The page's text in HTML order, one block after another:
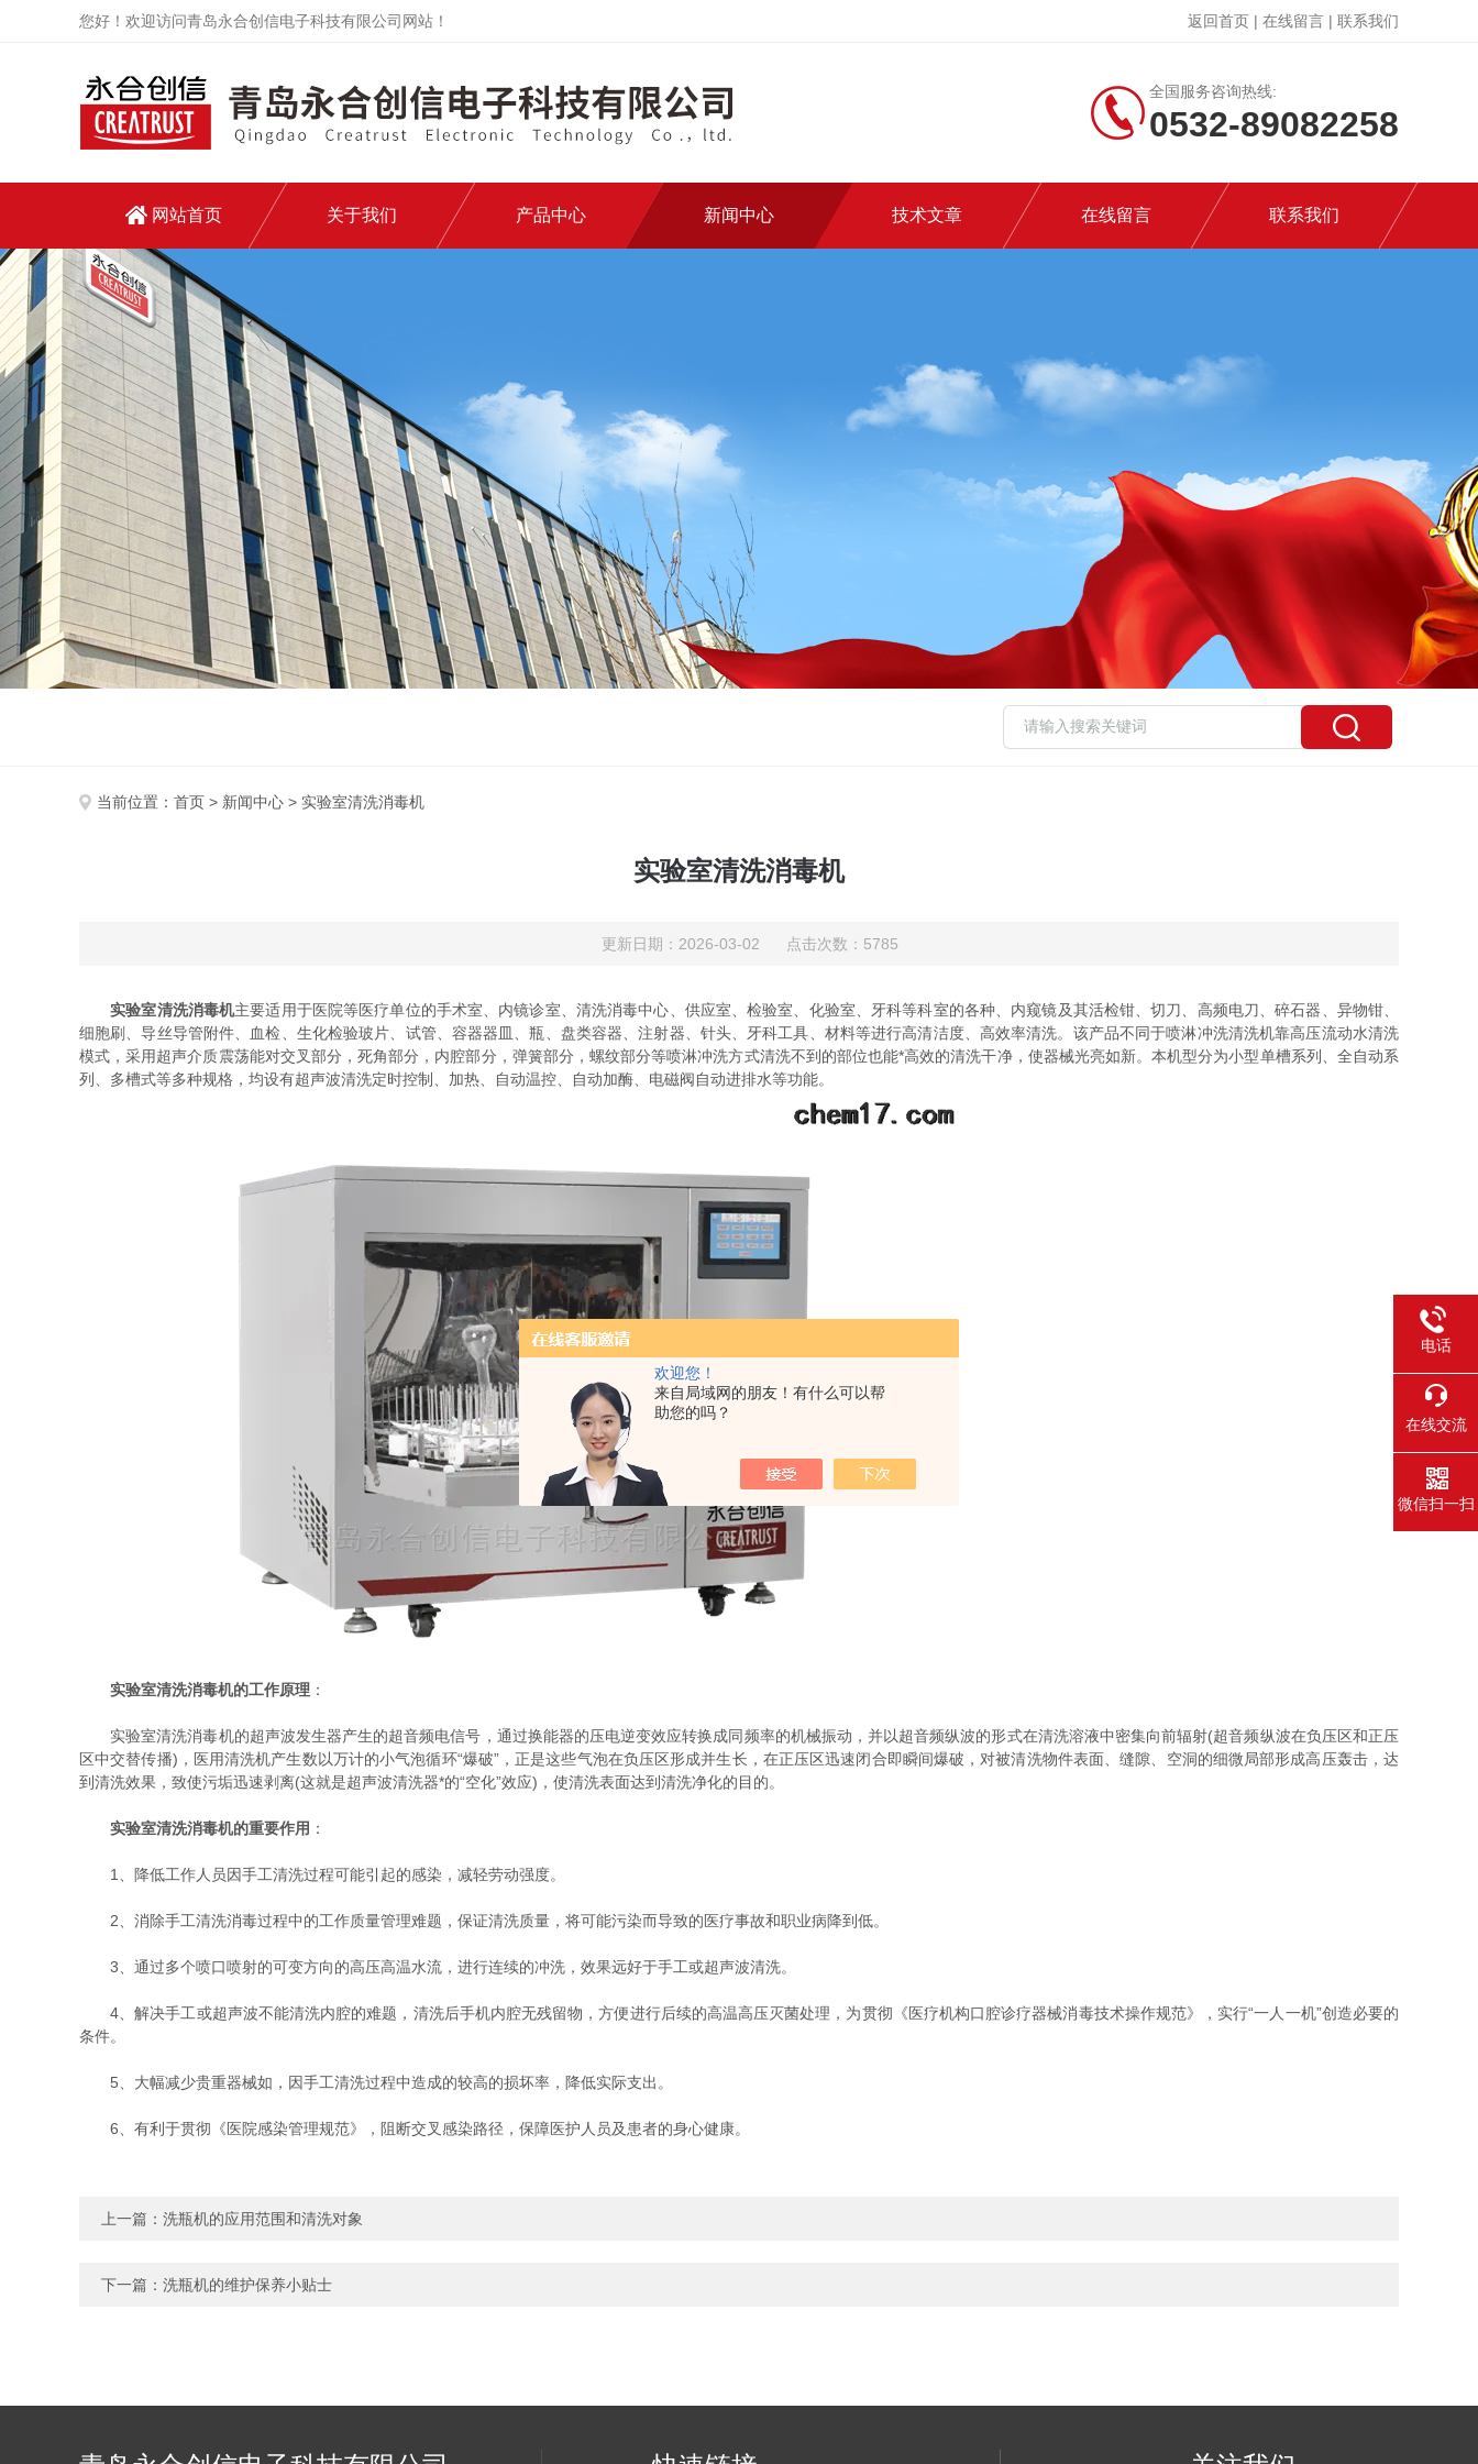
欢迎您！
来自局域网的朋友！有什么可以帮
助您的吗？
您好！欢迎访问青岛永合创信电子科技有限公司网站！ 返回首页 | 在线留言 | 联系我们
全国服务咨询热线:
0532-89082258
网站首页 关于我们 产品中心 新闻中心 技术文章 在线留言 联系我们
当前位置： 首页 > 新闻中心 > 实验室清洗消毒机
实验室清洗消毒机
更新日期：2026-03-02 点击次数：5785
实验室清洗消毒机主要适用于医院等医疗单位的手术室、内镜诊室、清洗消毒中心、供应室、检验室、化验室、牙科等科室的各种、内窥镜及其活检钳、切刀、高频电刀、碎石器、异物钳、
细胞刷、导丝导管附件、血检、生化检验玻片、试管、容器器皿、瓶、盘类容器、注射器、针头、牙科工具、材料等进行高清洁度、高效率清洗。该产品不同于喷淋冲洗清洗机靠高压流动水清洗
模式，采用超声介质震荡能对交叉部分，死角部分，内腔部分，弹簧部分，螺纹部分等喷淋冲洗方式清洗不到的部位也能*高效的清洗干净，使器械光亮如新。本机型分为小型单槽系列、全自动系
列、多槽式等多种规格，均设有超声波清洗定时控制、加热、自动温控、自动加酶、电磁阀自动进排水等功能。
实验室清洗消毒机的工作原理 ：
实验室清洗消毒机的超声波发生器产生的超音频电信号，通过换能器的压电逆变效应转换成同频率的机械振动，并以超音频纵波的形式在清洗溶液中密集向前辐射(超音频纵波在负压区和正压
区中交替传播)，医用清洗机产生数以万计的小气泡循环“爆破”，正是这些气泡在负压区形成并生长，在正压区迅速闭合即瞬间爆破，对被清洗物件表面、缝隙、空洞的细微局部形成高压轰击，达
到清洗效果，致使污垢迅速剥离(这就是超声波清洗器*的“空化”效应)，使清洗表面达到清洗净化的目的。
实验室清洗消毒机的重要作用 ：
1、降低工作人员因手工清洗过程可能引起的感染，减轻劳动强度。
2、消除手工清洗消毒过程中的工作质量管理难题，保证清洗质量，将可能污染而导致的医疗事故和职业病降到低。
3、通过多个喷口喷射的可变方向的高压高温水流，进行连续的冲洗，效果远好于手工或超声波清洗。
4、解决手工或超声波不能清洗内腔的难题，清洗后手机内腔无残留物，方便进行后续的高温高压灭菌处理，为贯彻《医疗机构口腔诊疗器械消毒技术操作规范》，实行“一人一机”创造必要的
条件。
5、大幅减少贵重器械如，因手工清洗过程中造成的较高的损坏率，降低实际支出。
6、有利于贯彻《医院感染管理规范》，阻断交叉感染路径，保障医护人员及患者的身心健康。
上一篇： 洗瓶机的应用范围和清洗对象
下一篇： 洗瓶机的维护保养小贴士
电话
在线交流
微信扫一扫